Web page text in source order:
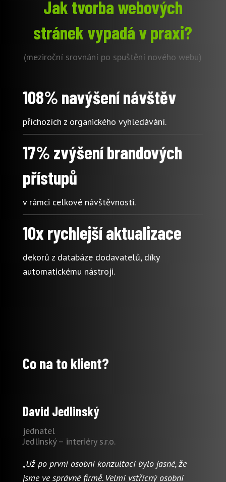
Jak tvorba webových
stránek vypadá v praxi?
(meziroční srovnání po spuštění nového webu)
108% navýšení návštěv
příchozích z organického vyhledávání.
17% zvýšení brandových
přístupů
v rámci celkové návštěvnosti.
10x rychlejší aktualizace
dekorů z databáze dodavatelů, díky
automatickému nástroji.
Co na to klient?
David Jedlinský
jednatel
Jedlinský – interiéry s.r.o.
„Už po první osobní konzultaci bylo jasné, že
jsme ve správné firmě. Velmi vstřícný osobní